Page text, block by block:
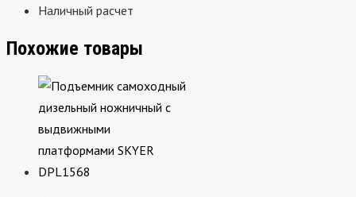
Наличный расчет
Похожие товары